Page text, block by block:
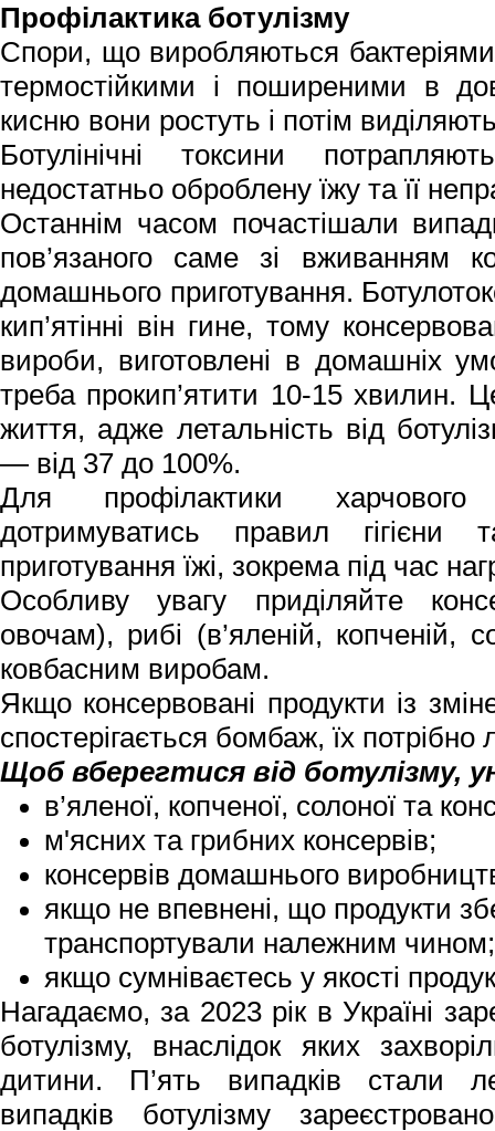
Профілактика ботулізму
Спори, що виробляються
термостійкими і поширеними в
кисню вони ростуть і потім
Ботулінічні токсини
недостатньо оброблену їжу та її
Останнім часом почастішали
пов’язаного саме зі вживанням
домашнього приготування.
кип’ятінні він гине, тому
вироби, виготовлені в домашніх
треба прокип’ятити 10-15 хвилин.
життя, адже летальність від
— від 37 до 100%.
Для профілактики харчового
дотримуватись правил гігієни
приготування їжі, зокрема під час
Особливу увагу приділяйте
овочам), рибі (в’яленій, копченій,
ковбасним виробам.
Якщо консервовані продукти із
спостерігається бомбаж, їх потрібно
Щоб вберегтися від ботулізму,
в’яленої, копченої, солоної та
м'ясних та грибних консервів;
консервів домашнього
якщо не впевнені, що продукти
транспортували належним чином;
якщо сумніваєтесь у якості
Нагадаємо, за 2023 рік в Україні
ботулізму, внаслідок яких
дитини. П’ять випадків стали
випадків ботулізму